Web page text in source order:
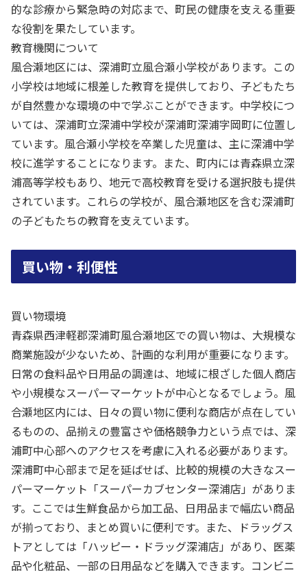
的な診療から緊急時の対応まで、町民の健康を支える重要
な役割を果たしています。
教育機関について
風合瀬地区には、深浦町立風合瀬小学校があります。この
小学校は地域に根差した教育を提供しており、子どもたち
が自然豊かな環境の中で学ぶことができます。中学校につ
いては、深浦町立深浦中学校が深浦町深浦字岡町に位置し
ています。風合瀬小学校を卒業した児童は、主に深浦中学
校に進学することになります。また、町内には青森県立深
浦高等学校もあり、地元で高校教育を受ける選択肢も提供
されています。これらの学校が、風合瀬地区を含む深浦町
の子どもたちの教育を支えています。
買い物・利便性
買い物環境
青森県西津軽郡深浦町風合瀬地区での買い物は、大規模な
商業施設が少ないため、計画的な利用が重要になります。
日常の食料品や日用品の調達は、地域に根ざした個人商店
や小規模なスーパーマーケットが中心となるでしょう。風
合瀬地区内には、日々の買い物に便利な商店が点在してい
るものの、品揃えの豊富さや価格競争力という点では、深
浦町中心部へのアクセスを考慮に入れる必要があります。
深浦町中心部まで足を延ばせば、比較的規模の大きなスー
パーマーケット「スーパーカブセンター深浦店」がありま
す。ここでは生鮮食品から加工品、日用品まで幅広い商品
が揃っており、まとめ買いに便利です。また、ドラッグス
トアとしては「ハッピー・ドラッグ深浦店」があり、医薬
品や化粧品、一部の日用品などを購入できます。コンビニ